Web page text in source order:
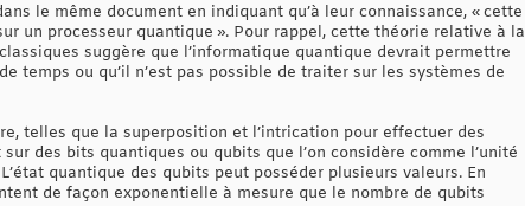
le même document en indiquant qu’à leur connaissance, « cette
un processeur quantique ». Pour rappel, cette théorie relative à la
suggère que l’informatique quantique devrait permettre
temps ou qu’il n’est pas possible de traiter sur les systèmes de
telles que la superposition et l’intrication pour effectuer des
des bits quantiques ou qubits que l’on considère comme l’unité
quantique des qubits peut posséder plusieurs valeurs. En
de façon exponentielle à mesure que le nombre de qubits